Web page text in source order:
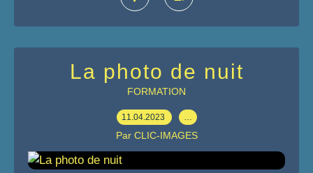
La photo de nuit
FORMATION
11.04.2023 …
Par CLIC-IMAGES